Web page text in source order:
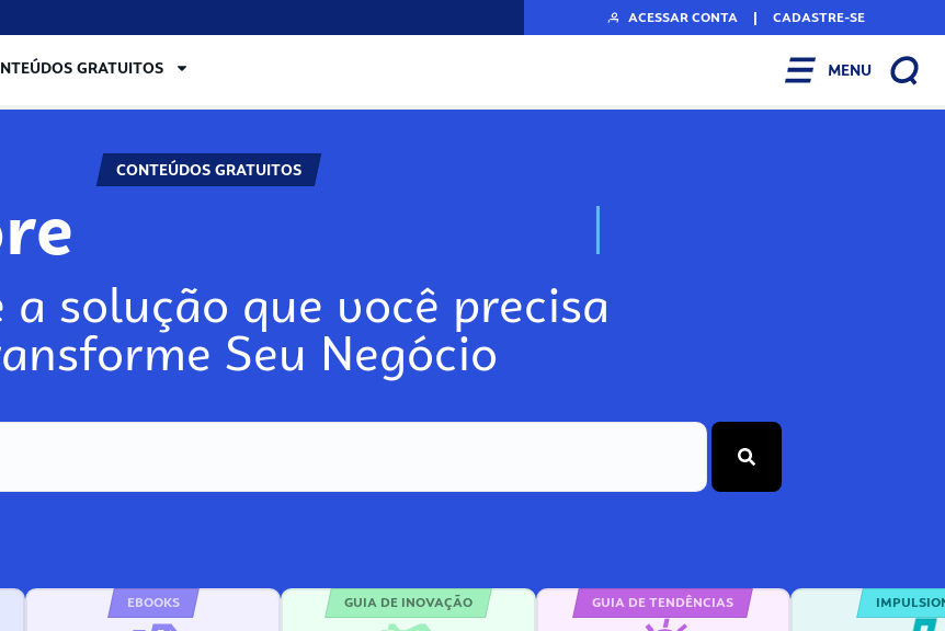
ACESSAR CONTA | CADASTRE-SE
GRATUITOS MENU
CONTEÚDOS GRATUITOS
N
a solução que você precisa
Seu Negócio
EBOOKS GUIA DE INOVAÇÃO GUIA DE TENDÊNCIAS